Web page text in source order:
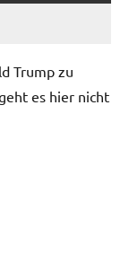
Trump zu
es hier nicht